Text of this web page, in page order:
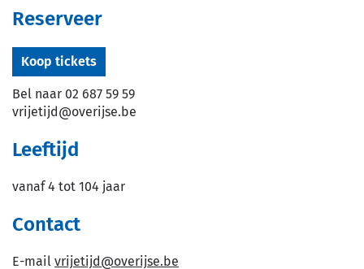
Reserveer
Koop tickets
Bel naar 02 687 59 59
vrijetijd@overijse.be
Leeftijd
vanaf 4 tot 104 jaar
Contact
E-
vrijetijd@overijse.be